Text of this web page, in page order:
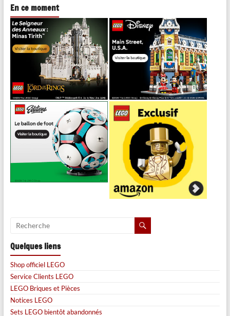
En ce moment
Quelques liens
Shop officiel LEGO
Service Clients LEGO
LEGO Briques et Pièces
Notices LEGO
Sets LEGO bientôt abandonnés